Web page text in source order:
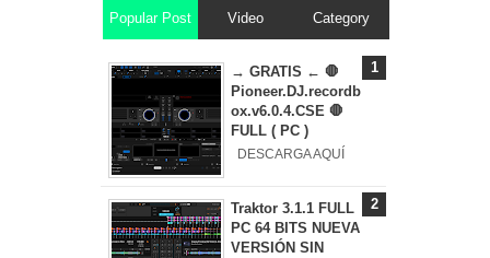
Popular Post Video Category
→ GRATIS ← 🛑
Pioneer.DJ.recordb
ox.v6.0.4.CSE 🛑
FULL ( PC )
DESCARGA AQUÍ
Traktor 3.1.1 FULL
PC 64 BITS NUEVA
VERSIÓN SIN